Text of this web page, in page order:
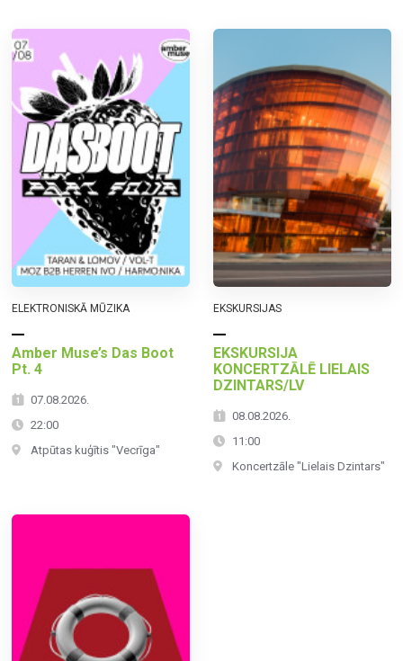
ELEKTRONISKĀ MŪZIKA
Amber Muse’s Das Boot
Pt. 4
07.08.2026.
22:00
Atpūtas kuģītis "Vecrīga"
EKSKURSIJAS
EKSKURSIJA
KONCERTZĀLĒ LIELAIS
DZINTARS/LV
08.08.2026.
11:00
Koncertzāle "Lielais Dzintars"